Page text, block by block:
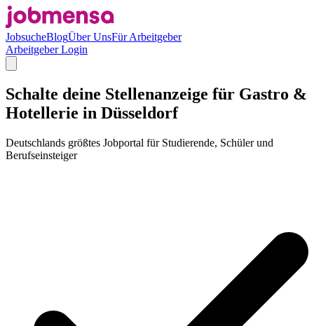
JobsucheBlogÜber UnsFür Arbeitgeber
Arbeitgeber Login
Schalte deine Stellenanzeige für Gastro &
Hotellerie in Düsseldorf
Deutschlands größtes Jobportal für Studierende, Schüler und
Berufseinsteiger